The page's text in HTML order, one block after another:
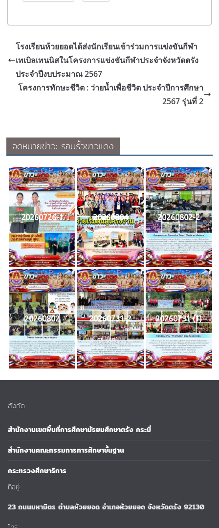
โรงเรียนห้วยยอดได้ส่งนักเรียนเข้าร่วมการแข่งขันกีฬา
เทเบิลเทนนิสในโครงการแข่งขันกีฬาประจำจังหวัดตรัง
ประจำปีงบประมาณ 2567
โครงการทักษะชีวิต : ว่ายน้ำเพื่อชีวิต ประจำปีการศึกษา
2567 รุ่นที่ 2
จดหมายข่าว: รอบรั้วขาวแดง
20260726-1 20260804 20260802-2
20260802 20260731-2 20260731 (1)
สังกัด
สำนักงานเขตพื้นที่การศึกษามัธยมศึกษาตรัง กระบี่
สำนักงานคณะกรรมการการศึกษาขั้นฐาน
กระทรวงศึกษาธิการ
ที่อยู่
23 ถนนมหามิตร ตำบลห้วยยอด อำเภอห้วยยอด จังหวัดตรัง 92130